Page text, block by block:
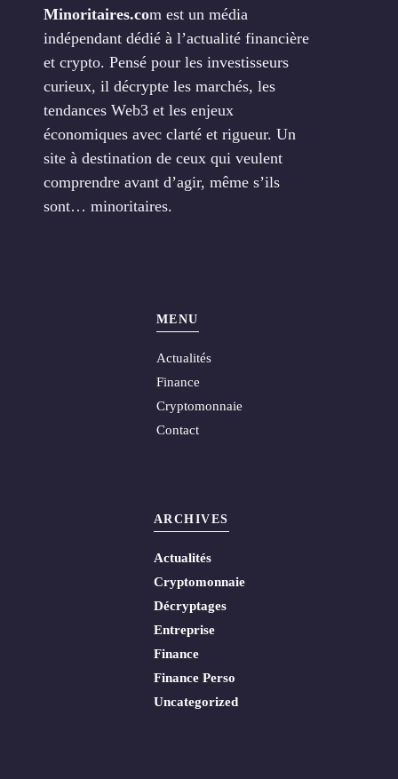
Minoritaires.com est un média
indépendant dédié à l’actualité financière
et crypto. Pensé pour les investisseurs
curieux, il décrypte les marchés, les
tendances Web3 et les enjeux
économiques avec clarté et rigueur. Un
site à destination de ceux qui veulent
comprendre avant d’agir, même s’ils
sont… minoritaires.
MENU
Actualités
Finance
Cryptomonnaie
Contact
ARCHIVES
Actualités
Cryptomonnaie
Décryptages
Entreprise
Finance
Finance Perso
Uncategorized